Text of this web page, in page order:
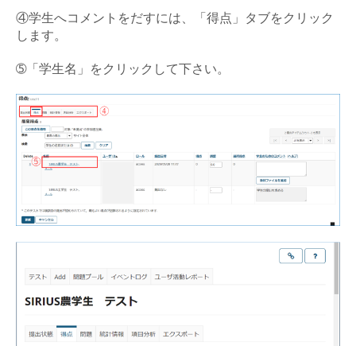
④学生へコメントをだすには、「得点」タブをクリック
します。
➄「学生名」をクリックして下さい。